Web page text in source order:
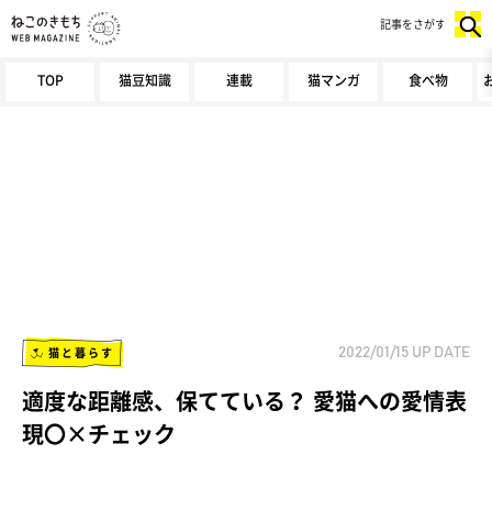
TOP 猫豆知識 連載 猫マンガ 食べ物
記事をさがす
猫と暮らす 2022/01/15 UP DATE
適度な距離感、保てている？ 愛猫への愛情表
現〇×チェック